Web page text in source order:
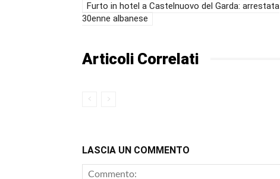
Furto in hotel a Castelnuovo del Garda: arrestata
30enne albanese
Articoli Correlati
LASCIA UN COMMENTO